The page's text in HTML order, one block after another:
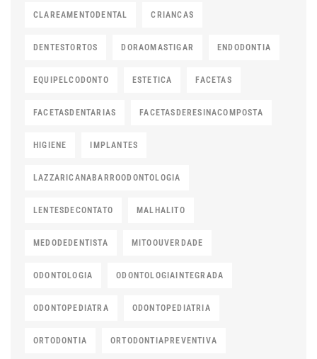
CLAREAMENTODENTAL CRIANCAS
DENTESTORTOS DORAOMASTIGAR ENDODONTIA
EQUIPELCODONTO ESTETICA FACETAS
FACETASDENTARIAS FACETASDERESINACOMPOSTA
HIGIENE IMPLANTES
LAZZARICANABARROODONTOLOGIA
LENTESDECONTATO MALHALITO
MEDODEDENTISTA MITOOUVERDADE
ODONTOLOGIA ODONTOLOGIAINTEGRADA
ODONTOPEDIATRA ODONTOPEDIATRIA
ORTODONTIA ORTODONTIAPREVENTIVA